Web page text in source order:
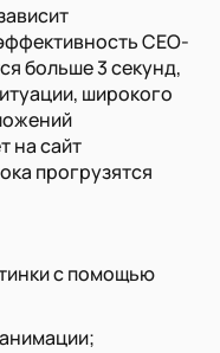
СЕО-
больше 3 секунд,
широкого
на сайт
прогрузятся
с помощью